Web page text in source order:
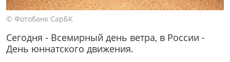
© Фотобанк СарБК
Сегодня - Всемирный день ветра, в России -
День юннатского движения.